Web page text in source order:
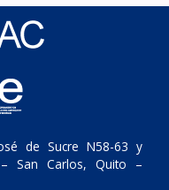
de Sucre N58-63 y
San Carlos, Quito –